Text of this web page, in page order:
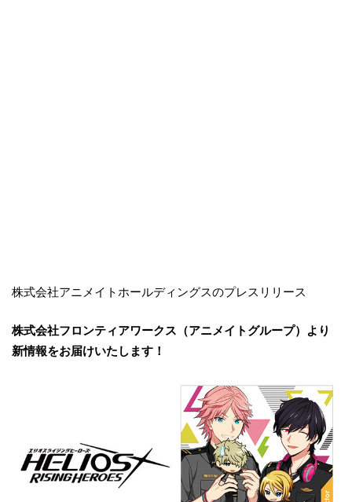
株式会社アニメイトホールディングスのプレスリリース
株式会社フロンティアワークス（アニメイトグループ）より
新情報をお届けいたします！